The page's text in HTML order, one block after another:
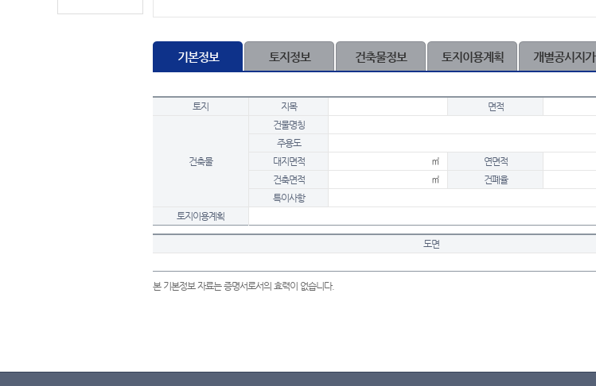
기본정보 토지정보 건축물정보 토지이용계획 개별공시지가
토지 지목 면적
건축물
건물명칭
주용도
대지면적
㎡ 연면적
건축면적
㎡ 건폐율
특이사항
토지이용계획
도면
본 기본정보 자료는 증명서로서의 효력이 없습니다.